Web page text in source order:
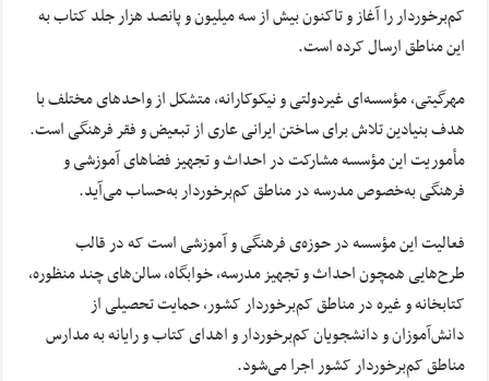
کم‌برخوردار را آغاز و تاکنون بیش از سه میلیون و پانصد هزار جلد کتاب به
این مناطق ارسال کرده است.
مهرگیتی، مؤسسه‌ای غیردولتی و نیکوکارانه، متشکل از واحدهای مختلف با
هدف بنیادین تلاش برای ساختن ایرانی عاری از تبعیض و فقر فرهنگی است.
مأموریت این مؤسسه مشارکت در احداث و تجهیز فضاهای آموزشی و
فرهنگی به‌خصوص مدرسه در مناطق کم‌برخوردار به‌حساب می‌آید.
فعالیت این مؤسسه در حوزه‌‌ی فرهنگی و آموزشی است که در قالب
طرح‌هایی همچون احداث و تجهیز مدرسه، خوابگاه، سالن‌های چند منظوره،
کتابخانه و غیره در مناطق کم‌برخوردار کشور، حمایت تحصیلی از
دانش‌آموزان و دانشجویان کم‌برخوردار و اهدای کتاب و رایانه به مدارس
مناطق کم‌برخوردار کشور اجرا می‌شود.